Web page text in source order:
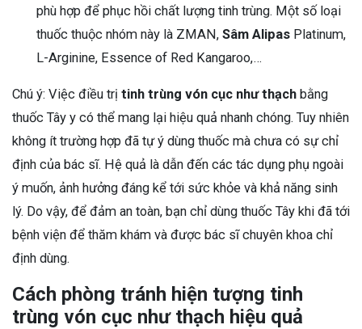
phù hợp để phục hồi chất lượng tinh trùng. Một số loại
thuốc thuộc nhóm này là ZMAN, Sâm Alipas Platinum,
L-Arginine, Essence of Red Kangaroo,…
Chú ý: Việc điều trị tinh trùng vón cục như thạch bằng
thuốc Tây y có thể mang lại hiệu quả nhanh chóng. Tuy nhiên
không ít trường hợp đã tự ý dùng thuốc mà chưa có sự chỉ
định của bác sĩ. Hệ quả là dẫn đến các tác dụng phụ ngoài
ý muốn, ảnh hưởng đáng kể tới sức khỏe và khả năng sinh
lý. Do vậy, để đảm an toàn, bạn chỉ dùng thuốc Tây khi đã tới
bệnh viện để thăm khám và được bác sĩ chuyên khoa chỉ
định dùng.
Cách phòng tránh hiện tượng tinh
trùng vón cục như thạch hiệu quả